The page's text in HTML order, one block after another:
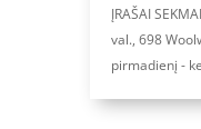
ĮRAŠAI
val., 698
pirmadienį -